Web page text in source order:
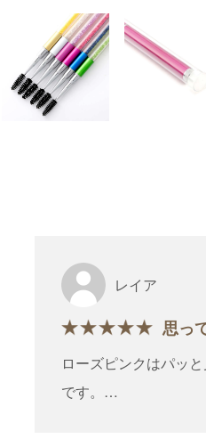
レイア
思っ
ローズピンクはパッ
です。